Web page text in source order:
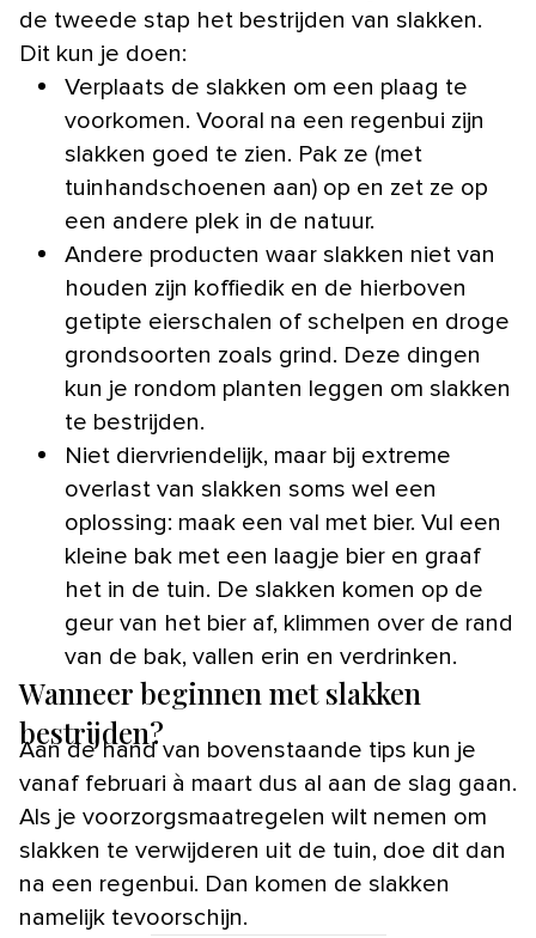
de tweede stap het bestrijden van slakken.
Dit kun je doen:
Verplaats de slakken om een plaag te
voorkomen. Vooral na een regenbui zijn
slakken goed te zien. Pak ze (met
tuinhandschoenen aan) op en zet ze op
een andere plek in de natuur.
Andere producten waar slakken niet van
houden zijn koffiedik en de hierboven
getipte eierschalen of schelpen en droge
grondsoorten zoals grind. Deze dingen
kun je rondom planten leggen om slakken
te bestrijden.
Niet diervriendelijk, maar bij extreme
overlast van slakken soms wel een
oplossing: maak een val met bier. Vul een
kleine bak met een laagje bier en graaf
het in de tuin. De slakken komen op de
geur van het bier af, klimmen over de rand
van de bak, vallen erin en verdrinken.
Wanneer beginnen met slakken
bestrijden?
Aan de hand van bovenstaande tips kun je
vanaf februari à maart dus al aan de slag gaan.
Als je voorzorgsmaatregelen wilt nemen om
slakken te verwijderen uit de tuin, doe dit dan
na een regenbui. Dan komen de slakken
namelijk tevoorschijn.